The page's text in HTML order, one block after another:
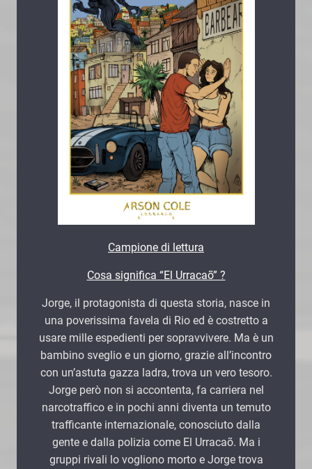
Campione di lettura
Cosa significa “El Urracaõ” ?
Jorge, il protagonista di questa storia, nasce in
una poverissima favela di Rio ed è costretto a
usare mille espedienti per sopravvivere. Ma è un
bambino sveglio e un giorno, grazie all’incontro
con un’astuta gazza ladra, trova un vero tesoro.
Jorge però non si accontenta, fa carriera nel
narcotraffico e in pochi anni diventa un temuto
trafficante internazionale, conosciuto dalla
gente e dalla polizia come El Urracaõ. Ma i
gruppi rivali lo vogliono morto e Jorge trova